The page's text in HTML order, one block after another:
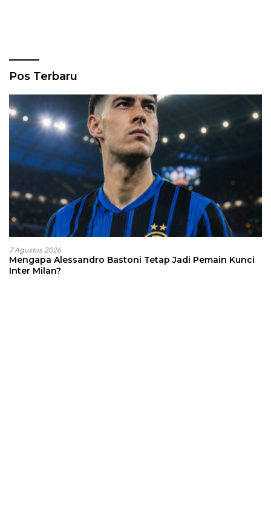
Pos Terbaru
7 Agustus 2026
Mengapa Alessandro Bastoni Tetap Jadi Pemain Kunci
Inter Milan?